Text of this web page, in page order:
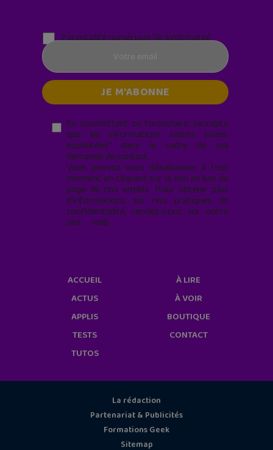
Parentalité numérique (le lundi matin)
En soumettant ce formulaire, j’accepte
que les informations saisies soient
exploitées* dans le cadre de ma
demande de contact.
Vous pouvez vous désabonner à tout
moment en cliquant sur le lien en bas de
page de nos emails. Pour obtenir plus
d'informations sur nos pratiques de
confidentialité, rendez-vous sur notre
site web
ACCUEIL
ACTUS
APPLIS
TESTS
TUTOS
À LIRE
À VOIR
BOUTIQUE
CONTACT
La rédaction
Partenariat & Publicités
Formations Geek
Sitemap